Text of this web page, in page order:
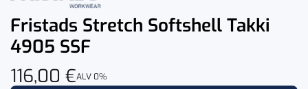
Fristads Stretch Softshell Takki
4905 SSF
116,00 €ALV 0%